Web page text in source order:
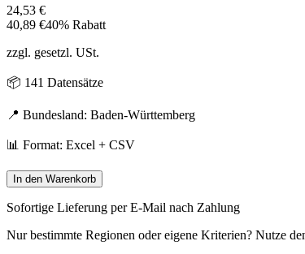
24,53 €
40,89 €40% Rabatt
zzgl. gesetzl. USt.
📦 141 Datensätze
📍 Bundesland: Baden-Württemberg
📊 Format: Excel + CSV
In den Warenkorb
Sofortige Lieferung per E-Mail nach Zahlung
Nur bestimmte Regionen oder eigene Kriterien? Nutze